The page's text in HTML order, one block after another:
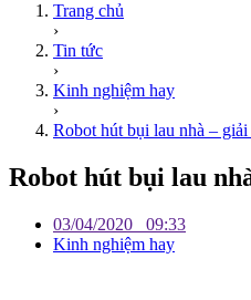
Trang chủ
›
Tin tức
›
Kinh nghiệm hay
›
Robot hút bụi lau nhà –
Robot hút bụi lau
03/04/2020 09:33
Kinh nghiệm hay